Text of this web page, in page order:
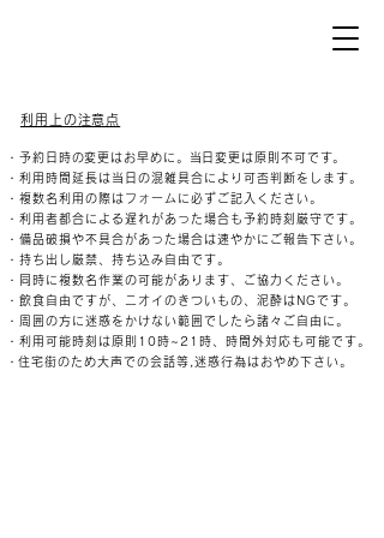
利用上の注意点
・予約日時の変更はお早めに。当日変更は原則不可です。
・利用時間延長は当日の混雑具合により可否判断をします。
・複数名利用の際はフォームに必ずご記入ください。
・利用者都合による遅れがあった場合も予約時刻厳守です。
・備品破損や不具合があった場合は速やかにご報告下さい。
・持ち出し厳禁、持ち込み自由です。
・同時に複数名作業の可能があります、ご協力ください。
・飲食自由ですが、ニオイのきついもの、泥酔はNGです。
・周囲の方に迷惑をかけない範囲でしたら諸々ご自由に。
・利用可能時刻は原則10時~21 時、時間外対応も可能です。
​・住宅街のため大声での会話等,迷惑行為はおやめ下さい。